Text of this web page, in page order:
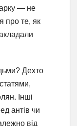
— не
про те, як
Дехто
Інші
антів чи
від